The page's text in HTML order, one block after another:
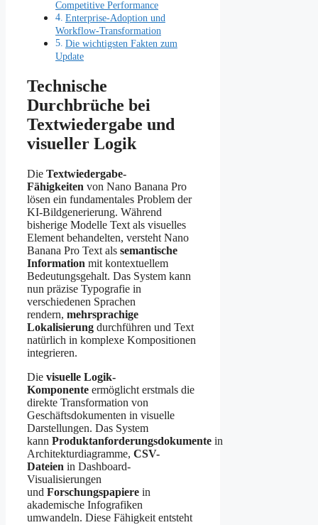
Competitive Performance
Enterprise-Adoption und
Workflow-Transformation
Die wichtigsten Fakten zum
Update
Technische
Durchbrüche bei
Textwiedergabe und
visueller Logik
Die Textwiedergabe-
Fähigkeiten von Nano Banana Pro
lösen ein fundamentales Problem der
KI-Bildgenerierung. Während
bisherige Modelle Text als visuelles
Element behandelten, versteht Nano
Banana Pro Text als semantische
Information mit kontextuellem
Bedeutungsgehalt. Das System kann
nun präzise Typografie in
verschiedenen Sprachen
rendern, mehrsprachige
Lokalisierung durchführen und Text
natürlich in komplexe Kompositionen
integrieren.
Die visuelle Logik-
Komponente ermöglicht erstmals die
direkte Transformation von
Geschäftsdokumenten in visuelle
Darstellungen. Das System
kann Produktanforderungsdokumente in
Architekturdiagramme, CSV-
Dateien in Dashboard-
Visualisierungen
und Forschungspapiere in
akademische Infografiken
umwandeln. Diese Fähigkeit entsteht